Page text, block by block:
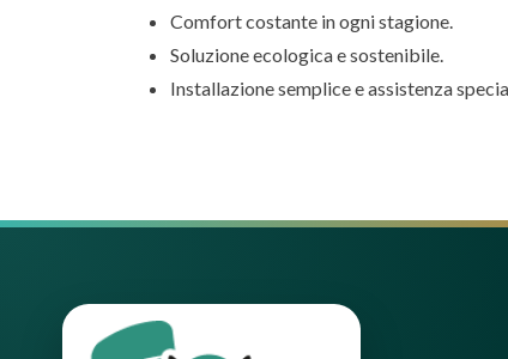
Comfort costante in ogni stagione.
Soluzione ecologica e sostenibile.
Installazione semplice e assistenza